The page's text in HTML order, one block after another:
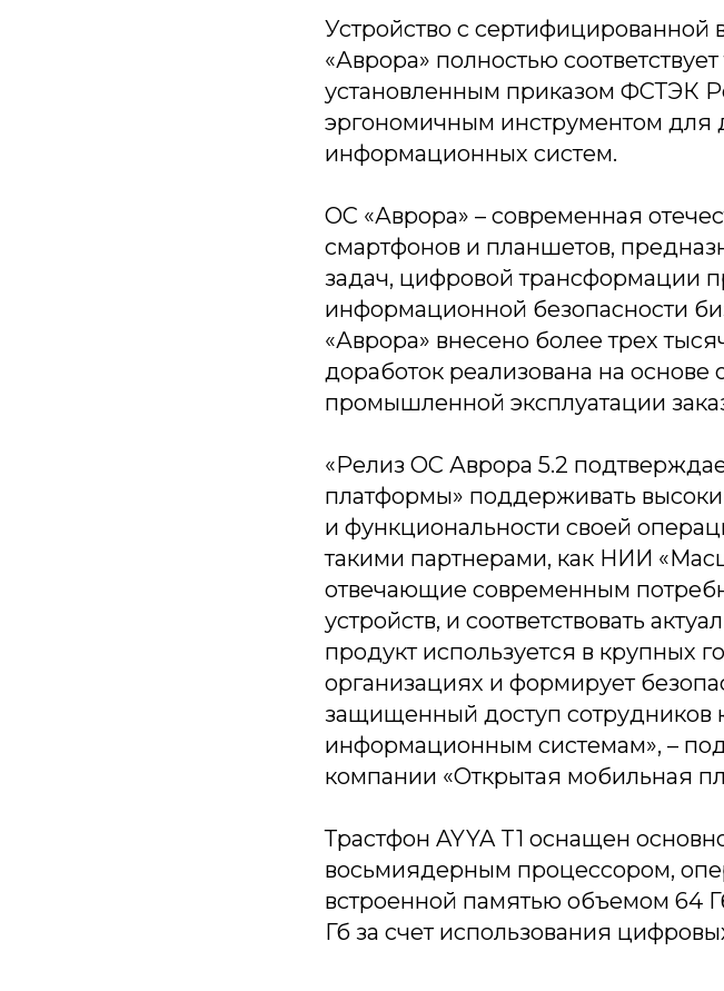
Устройство с
«Аврора» полностью
установленным приказом ФСТЭК
эргономичным инструментом для
информационных систем.
ОС «Аврора» – современная
смартфонов и планшетов,
задач, цифровой трансформации
информационной безопасности
«Аврора» внесено более трех
доработок реализована на
промышленной эксплуатации
«Релиз ОС Аврора 5.2
платформы» поддерживать
и функциональности своей
такими партнерами, как НИИ
отвечающие современным
устройств, и соответствовать
продукт используется в крупных
организациях и формирует
защищенный доступ сотрудников
информационным системам», –
компании «Открытая мобильная
Трастфон AYYA T1 оснащен
восьмиядерным процессором,
встроенной памятью объемом 64
Гб за счет использования